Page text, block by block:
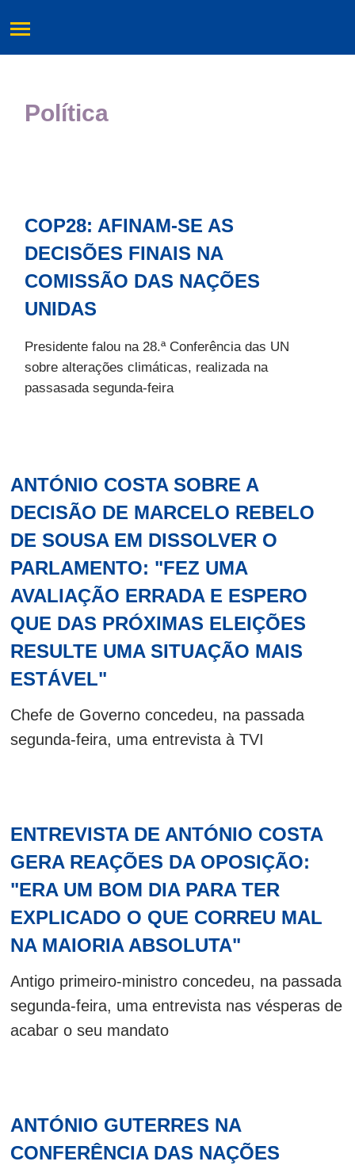
Política
COP28: AFINAM-SE AS
DECISÕES FINAIS NA
COMISSÃO DAS NAÇÕES
UNIDAS
Presidente falou na 28.ª Conferência das UN
sobre alterações climáticas, realizada na
passasada segunda-feira
ANTÓNIO COSTA SOBRE A
DECISÃO DE MARCELO REBELO
DE SOUSA EM DISSOLVER O
PARLAMENTO: "FEZ UMA
AVALIAÇÃO ERRADA E ESPERO
QUE DAS PRÓXIMAS ELEIÇÕES
RESULTE UMA SITUAÇÃO MAIS
ESTÁVEL"
Chefe de Governo concedeu, na passada
segunda-feira, uma entrevista à TVI
ENTREVISTA DE ANTÓNIO COSTA
GERA REAÇÕES DA OPOSIÇÃO:
"ERA UM BOM DIA PARA TER
EXPLICADO O QUE CORREU MAL
NA MAIORIA ABSOLUTA"
Antigo primeiro-ministro concedeu, na passada
segunda-feira, uma entrevista nas vésperas de
acabar o seu mandato
ANTÓNIO GUTERRES NA
CONFERÊNCIA DAS NAÇÕES